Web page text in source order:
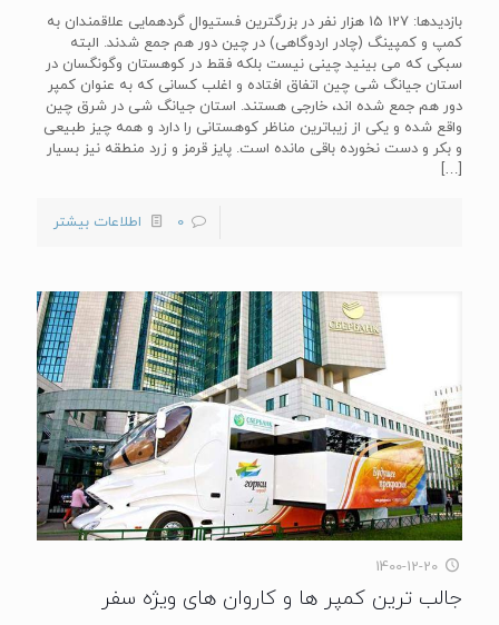
بازدیدها: 127 15 هزار نفر در بزرگترین فستیوال گردهمایی علاقمندان به
کمپ و کمپینگ (چادر اردوگاهی) در چین دور هم جمع شدند. البته
سبکی که می بینید چینی نیست بلکه فقط در کوهستان وگونگسان در
استان جیانگ شی چین اتفاق افتاده و اغلب کسانی که به عنوان کمپر
دور هم جمع شده اند، خارجی هستند. استان جیانگ شی در شرق چین
واقع شده و یکی از زیباترین مناظر کوهستانی را دارد و همه چیز طبیعی
و بکر و دست نخورده باقی مانده است. پایز قرمز و زرد منطقه نیز بسیار
[…]
0 اطلاعات بیشتر
1400-12-20
جالب ترین کمپر ها و کاروان های ویژه سفر